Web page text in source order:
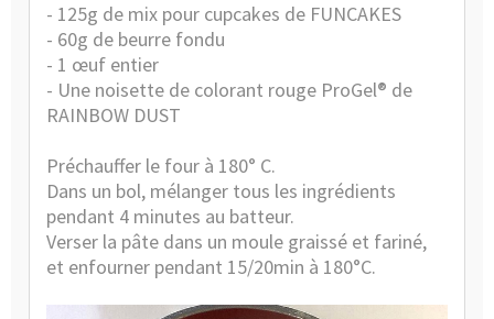
- 125g de mix pour cupcakes de FUNCAKES
- 60g de beurre fondu
- 1 œuf entier
- Une noisette de colorant rouge ProGel® de
RAINBOW DUST
Préchauffer le four à 180° C.
Dans un bol, mélanger tous les ingrédients
pendant 4 minutes au batteur.
Verser la pâte dans un moule graissé et fariné,
et enfourner pendant 15/20min à 180°C.